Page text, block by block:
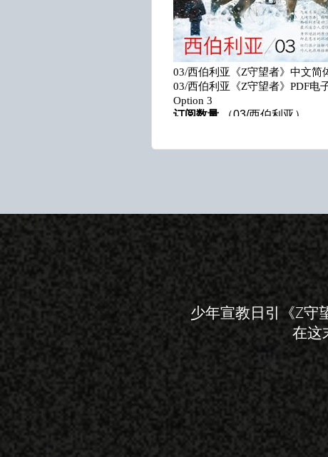
少年宣教日引《Z守
在这